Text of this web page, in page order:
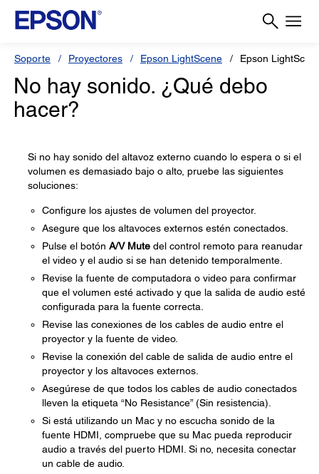
Soporte Proyectores Epson LightScene Epson
No hay sonido. ¿Qué debo
hacer?
Si no hay sonido del altavoz externo cuando lo espera o si el
volumen es demasiado bajo o alto, pruebe las siguientes
soluciones:
Configure los ajustes de volumen del proyector.
Asegure que los altavoces externos estén conectados.
Pulse el botón A/V Mute del control remoto para reanudar
el video y el audio si se han detenido temporalmente.
Revise la fuente de computadora o video para confirmar
que el volumen esté activado y que la salida de audio esté
configurada para la fuente correcta.
Revise las conexiones de los cables de audio entre el
proyector y la fuente de video.
Revise la conexión del cable de salida de audio entre el
proyector y los altavoces externos.
Asegúrese de que todos los cables de audio conectados
lleven la etiqueta “No Resistance” (Sin resistencia).
Si está utilizando un Mac y no escucha sonido de la
fuente HDMI, compruebe que su Mac pueda reproducir
audio a través del puerto HDMI. Si no, necesita conectar
un cable de audio.